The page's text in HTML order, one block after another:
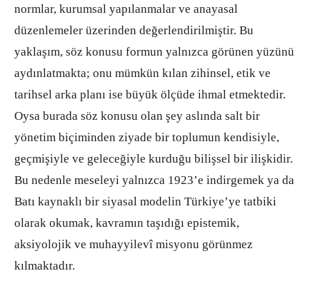
normlar, kurumsal yapılanmalar ve anayasal
düzenlemeler üzerinden değerlendirilmiştir. Bu
yaklaşım, söz konusu formun yalnızca görünen yüzünü
aydınlatmakta; onu mümkün kılan zihinsel, etik ve
tarihsel arka planı ise büyük ölçüde ihmal etmektedir.
Oysa burada söz konusu olan şey aslında salt bir
yönetim biçiminden ziyade bir toplumun kendisiyle,
geçmişiyle ve geleceğiyle kurduğu bilişsel bir ilişkidir.
Bu nedenle meseleyi yalnızca 1923’e indirgemek ya da
Batı kaynaklı bir siyasal modelin Türkiye’ye tatbiki
olarak okumak, kavramın taşıdığı epistemik,
aksiyolojik ve muhayyilevî misyonu görünmez
kılmaktadır.